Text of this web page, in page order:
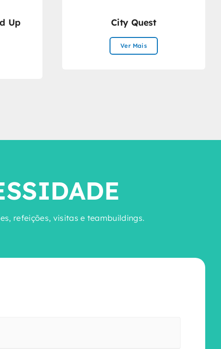
Up City Quest
Ver Mais
refeições, visitas e teambuildings.